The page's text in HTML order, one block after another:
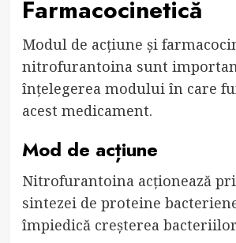
Farmacocinetică
Modul de acțiune și
nitrofurantoina sunt
înțelegerea modului în care
acest medicament.
Mod de acțiune
Nitrofurantoina acționează
sintezei de proteine
împiedică creșterea